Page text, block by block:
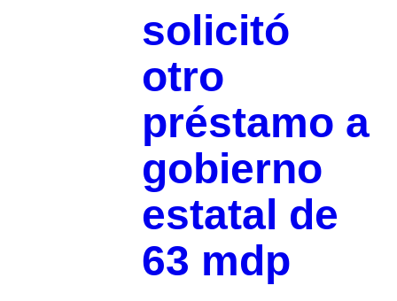
solicitó
otro
préstamo a
gobierno
estatal de
63 mdp